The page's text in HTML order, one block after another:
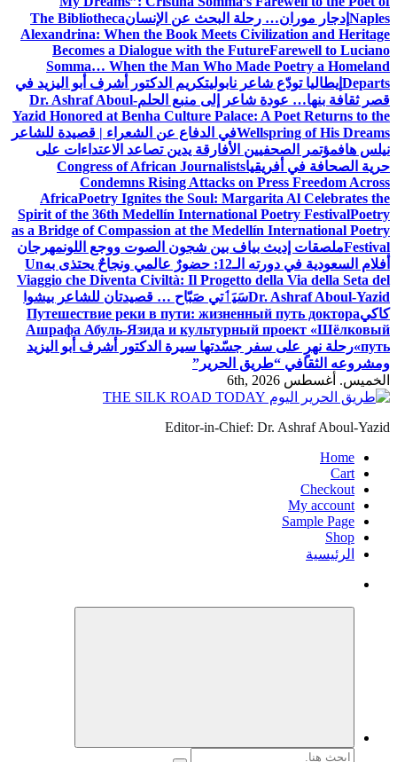
Naples إدجار موران… رحلة البحث عن الإنسانThe Bibliotheca
Alexandrina: When the Book Meets Civilization and Heritage
Becomes a Dialogue with the FutureFarewell to Luciano
Somma… When the Man Who Made Poetry a Homeland
Departs إيطاليا تودّع شاعر نابوليتكريم الدكتور أشرف أبو اليزيد في
قصر ثقافة بنها… عودة شاعر إلى منبع الحلمDr. Ashraf Aboul-
Yazid Honored at Benha Culture Palace: A Poet Returns to the
Wellspring of His Dreamsفي الدفاع عن الشعراء | قصيدة للشاعر
نيلس هافمؤتمر الصحفيين الأفارقة يدين تصاعد الاعتداءات على
حرية الصحافة في أفريقياCongress of African Journalists
Condemns Rising Attacks on Press Freedom Across
AfricaPoetry Ignites the Soul: Margarita Al Celebrates the
Spirit of the 36th Medellín International Poetry FestivalPoetry
as a Bridge of Compassion at the Medellín International Poetry
Festivalملصقات إديث بياف بين شجون الصوت ووجع اللونمهرجان
أفلام السعودية في دورته الـ12: حضورٌ عالمي ونجاحٌ يحتذى به
Un
Viaggio che Diventa Civiltà: Il Progetto della Via della Seta del
Dr. Ashraf Aboul-Yazidسَيَٲتي صَبّاح … قصيدتان للشاعر بيشوا
كاكيПутешествие реки в пути: жизненный путь доктора
Ашрафа Абуль-Язида и культурный проект «Шёлковый
путь» رحلة نهرٍ على سفر جسّدتها سيرة الدكتور أشرف أبو اليزيد
ومشروعه الثقافي “طريق الحرير”
الخميس. أغسطس 6th, 2026
Editor-in-Chief: Dr. Ashraf Aboul-Yazid
Home
Cart
Checkout
My account
Sample Page
Shop
الرئيسية
البحث